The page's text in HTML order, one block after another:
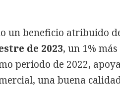
un beneficio atribuido
de 2023, un 1%
periodo de 2022,
una buena